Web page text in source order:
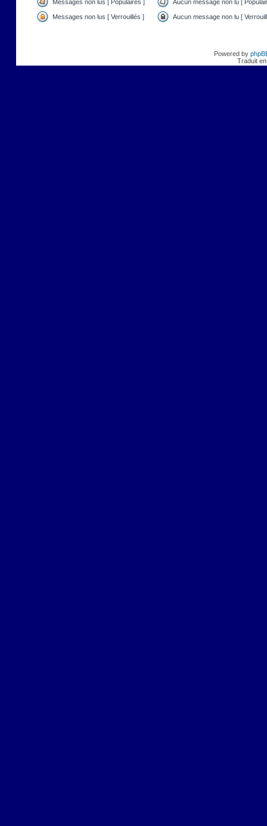
Messages non lus [ Populaires ] Aucun message non lu [
Messages non lus [ Verrouillés ] Aucun message non lu [
Powered by
Traduit